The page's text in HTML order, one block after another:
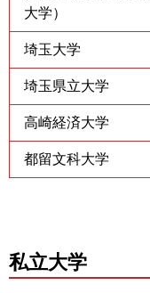
大学）
埼玉大学
埼玉県立大学
高崎経済大学
都留文科大学
私立大学